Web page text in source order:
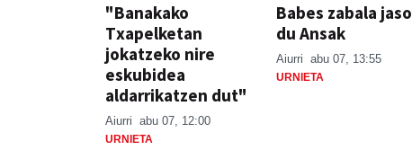
"Banakako
Txapelketan
jokatzeko nire
eskubidea
aldarrikatzen dut"
Aiurri abu 07, 12:00
URNIETA
Babes zabala jaso
du Ansak
Aiurri abu 07, 13:55
URNIETA